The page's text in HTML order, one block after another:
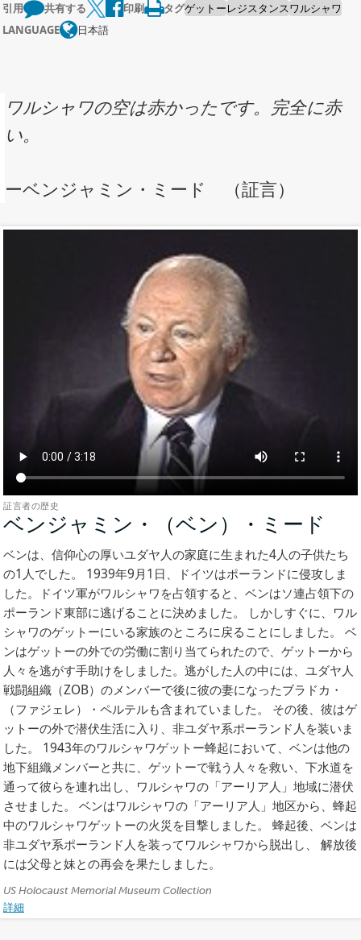
引用 共有する 印刷 タグゲットーレジスタンスワルシャワ
LANGUAGE
日本語
ワルシャワの空は赤かったです。完全に赤
い。
ーベンジャミン・ミード （証言）
証言者の歴史
ベンジャミン・（ベン）・ミード
言
者
の
歴
史)
ベンは、信仰心の厚いユダヤ人の家庭に生まれた4人の子供たち
の1人でした。 1939年9月1日、ドイツはポーランドに侵攻しま
した。ドイツ軍がワルシャワを占領すると、ベンはソ連占領下の
ポーランド東部に逃げることに決めました。 しかしすぐに、ワル
シャワのゲットーにいる家族のところに戻ることにしました。 ベ
ンはゲットーの外での労働に割り当てられたので、ゲットーから
人々を逃がす手助けをしました。逃がした人の中には、ユダヤ人
戦闘組織（ZOB）のメンバーで後に彼の妻になったブラドカ・
（ファジェレ）・ペルテルも含まれていました。 その後、彼はゲ
ットーの外で潜伏生活に入り、非ユダヤ系ポーランド人を装いま
した。 1943年のワルシャワゲットー蜂起において、ベンは他の
地下組織メンバーと共に、ゲットーで戦う人々を救い、下水道を
通って彼らを連れ出し、ワルシャワの「アーリア人」地域に潜伏
させました。 ベンはワルシャワの「アーリア人」地区から、蜂起
中のワルシャワゲットーの火災を目撃しました。 蜂起後、ベンは
非ユダヤ系ポーランド人を装ってワルシャワから脱出し、 解放後
には父母と妹との再会を果たしました。
ク
レ
US Holocaust Memorial Museum Collection
詳細